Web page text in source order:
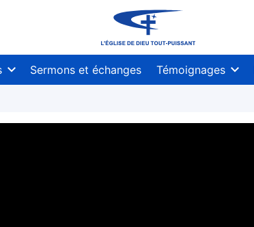
Sermons et échanges Témoignages